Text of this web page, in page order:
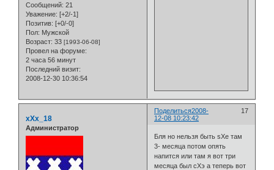
Сообщений: 21
Уважение: [+2/-1]
Позитив: [+0/-0]
Пол: Мужской
Возраст: 33 [1993-06-08]
Провел на форуме:
2 часа 56 минут
Последний визит:
2008-12-30 10:36:54
Поделиться 17
2008-
12-08 10:23:42
xXx_18
Администратор
Бля но нельзя быть sXe там
3- месяца потом опять
напится или там я вот три
месяца был сХэ а теперь вот